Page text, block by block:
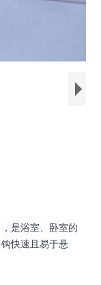
是浴室、卧室的
快速且易于悬